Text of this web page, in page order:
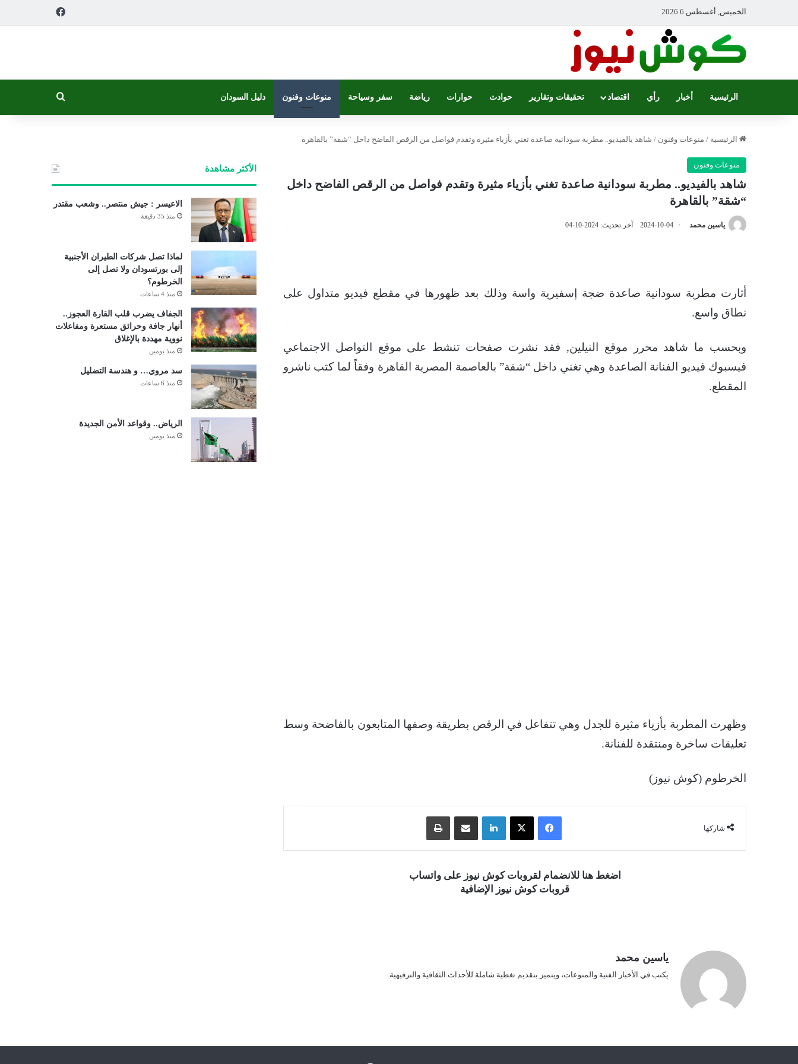
الخميس, أغسطس 6 2026
الرئيسية أخبار رأي اقتصاد تحقيقات وتقارير حوادث حوارات رياضة سفر وسياحة منوعات وفنون دليل السودان
الرئيسية / منوعات وفنون / شاهد بالفيديو.. مطربة سودانية صاعدة تغني بأزياء مثيرة وتقدم فواصل من الرقص الفاضح داخل “شقة” بالقاهرة
منوعات وفنون
شاهد بالفيديو.. مطربة سودانية صاعدة تغني بأزياء مثيرة وتقدم فواصل من الرقص الفاضح داخل
“شقة” بالقاهرة
ياسين محمد 2024-10-04 آخر تحديث: 2024-10-04
أثارت مطربة سودانية صاعدة ضجة إسفيرية واسة وذلك بعد ظهورها في مقطع فيديو متداول على
نطاق واسع.
وبحسب ما شاهد محرر موقع النيلين, فقد نشرت صفحات تنشط على موقع التواصل الاجتماعي
فيسبوك فيديو الفنانة الصاعدة وهي تغني داخل “شقة” بالعاصمة المصرية القاهرة وفقاً لما كتب ناشرو
المقطع.
وظهرت المطربة بأزياء مثيرة للجدل وهي تتفاعل في الرقص بطريقة وصفها المتابعون بالفاضحة وسط
تعليقات ساخرة ومنتقدة للفنانة.
الخرطوم (كوش نيوز)
شاركها
فيسبوك ‫X لينكدإن مشاركة عبر البريد
اضغط هنا للانضمام لقروبات كوش نيوز على واتساب
قروبات كوش نيوز الإضافية
ياسين محمد
يكتب في الأخبار الفنية والمنوعات، ويتميز بتقديم تغطية شاملة للأحداث الثقافية والترفيهية.
الأكثر مشاهدة
الاعيسر : جيش منتصر.. وشعب مقتدر
منذ 35 دقيقة
لماذا تصل شركات الطيران الأجنبية
إلى بورتسودان ولا تصل إلى
الخرطوم؟
منذ 4 ساعات
الجفاف يضرب قلب القارة العجوز..
أنهار جافة وحرائق مستعرة ومفاعلات
نووية مهددة بالإغلاق
منذ يومين
سد مروي… و هندسة التضليل
منذ 6 ساعات
الرياض.. وقواعد الأمن الجديدة
منذ يومين